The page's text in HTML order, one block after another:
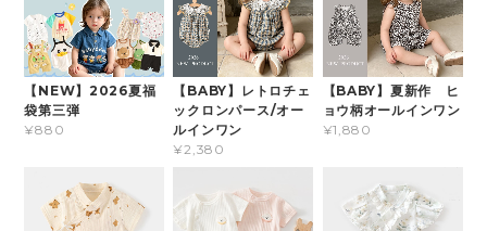
【NEW】2026夏福
袋第三弾
¥880
【BABY】レトロチェ
ックロンパース/オー
ルインワン
¥2,380
【BABY】夏新作 ヒ
ョウ柄オールインワン
¥1,880